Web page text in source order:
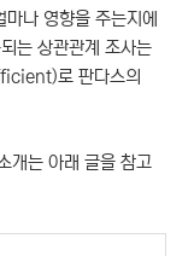
나 영향을 주는지에
는 상관관계 조사는
로 판다스의
개는 아래 글을 참고